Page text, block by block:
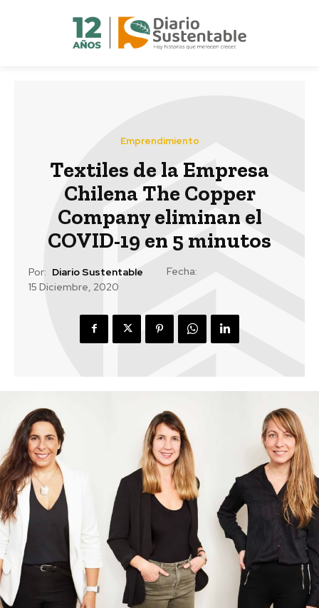
Emprendimiento
Textiles de la Empresa
Chilena The Copper
Company eliminan el
COVID-19 en 5 minutos
Por: Diario Sustentable
Fecha:
15 Diciembre, 2020